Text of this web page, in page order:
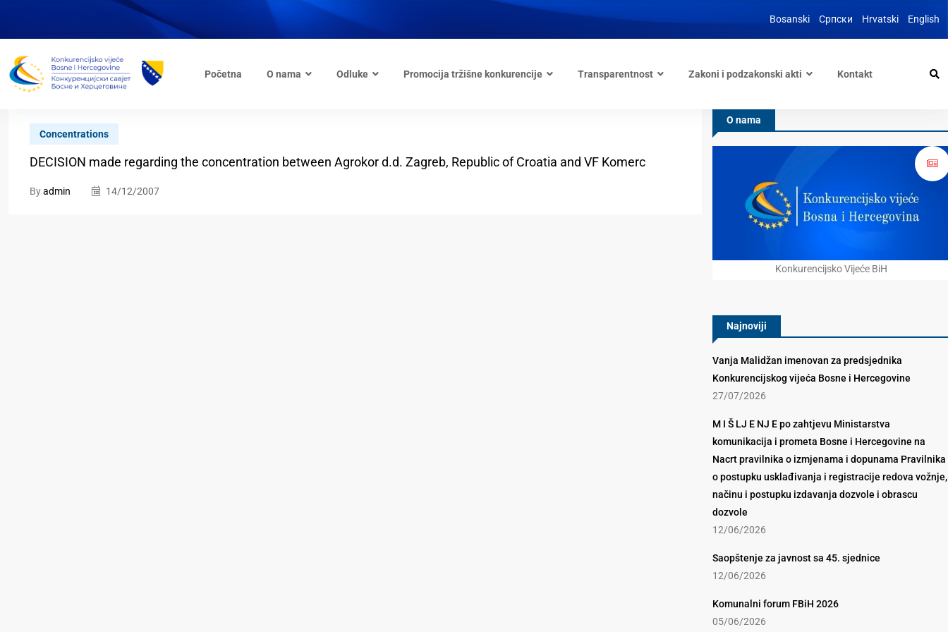
Bosanski Српски Hrvatski English
Početna O nama Odluke Promocija tržišne konkurencije Transparentnost Zakoni i podzakonski akti Kontakt
Concentrations
DECISION made regarding the concentration between Agrokor d.d. Zagreb, Republic of Croatia and VF Komerc
Byadmin 14/12/2007
O nama
Konkurencijsko Vijeće BiH
Najnoviji
Vanja Malidžan imenovan za predsjednika
Konkurencijskog vijeća Bosne i Hercegovine
27/07/2026
M I Š LJ E NJ E po zahtjevu Ministarstva
komunikacija i prometa Bosne i Hercegovine na
Nacrt pravilnika o izmjenama i dopunama Pravilnika
o postupku usklađivanja i registracije redova vožnje,
načinu i postupku izdavanja dozvole i obrascu
dozvole
12/06/2026
Saopštenje za javnost sa 45. sjednice
12/06/2026
Komunalni forum FBiH 2026
05/06/2026